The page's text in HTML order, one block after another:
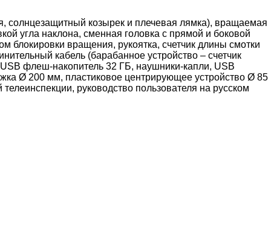
солнцезащитный козырек и плечевая лямка), вращаемая
угла наклона, сменная головка с прямой и боковой
вращения, рукоятка, счетчик длины смотки
кабель (барабанное устройство – счетчик
флеш-накопитель 32 ГБ, наушники-капли, USB
Ø 200 мм, пластиковое центрирующее устройство Ø 85
руководство пользователя на русском